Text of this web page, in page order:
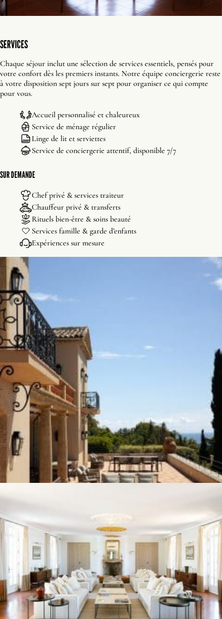
SERVICES
Chaque séjour inclut une sélection de services essentiels, pensés pour
votre confort dès les premiers instants. Notre équipe conciergerie reste
à votre disposition sept jours sur sept pour organiser ce qui compte
pour vous.
Accueil personnalisé et chaleureux
Service de ménage régulier
Linge de lit et serviettes
Service de conciergerie attentif, disponible 7/7
SUR DEMANDE
Chef privé & services traiteur
Chauffeur privé & transferts
Rituels bien-être & soins beauté
Services famille & garde d’enfants
Expériences sur mesure